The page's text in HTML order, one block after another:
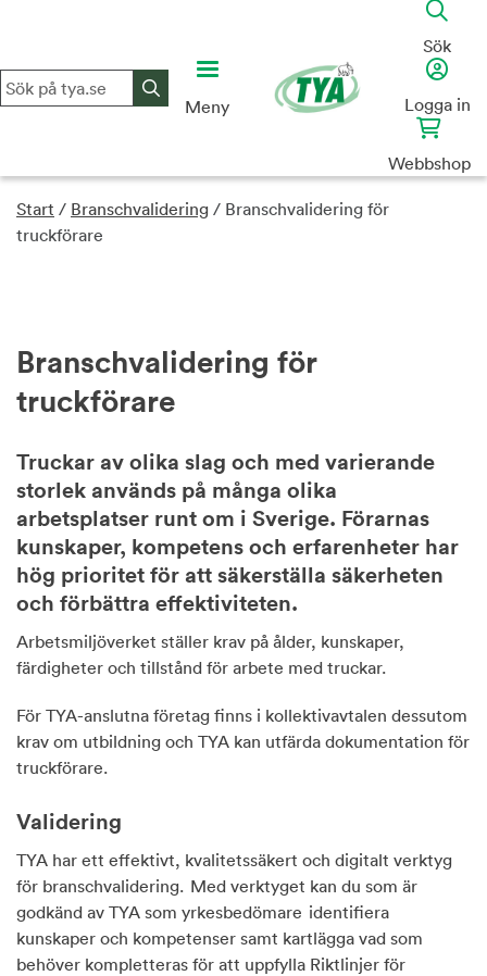
content
Meny
Sök
Logga in
Webbshop
Start / Branschvalidering / Branschvalidering för
truckförare
Branschvalidering för
truckförare
Truckar av olika slag och med varierande
storlek används på många olika
arbetsplatser runt om i Sverige. Förarnas
kunskaper, kompetens och erfarenheter har
hög prioritet för att säkerställa säkerheten
och förbättra effektiviteten.
Arbetsmiljöverket ställer krav på ålder, kunskaper,
färdigheter och tillstånd för arbete med truckar.
För TYA-anslutna företag finns i kollektivavtalen dessutom
krav om utbildning och TYA kan utfärda dokumentation för
truckförare.
Validering
TYA har ett effektivt, kvalitetssäkert och digitalt verktyg
för branschvalidering. Med verktyget kan du som är
godkänd av TYA som yrkesbedömare identifiera
kunskaper och kompetenser samt kartlägga vad som
behöver kompletteras för att uppfylla Riktlinjer för